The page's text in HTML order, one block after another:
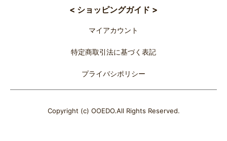
< ショッピングガイド >
マイアカウント
特定商取引法に基づく表記
プライバシポリシー
Copyright (c) OOEDO.All Rights Reserved.